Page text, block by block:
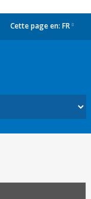
Cette page en: FR